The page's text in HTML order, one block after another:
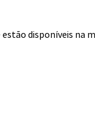
estão disponíveis na